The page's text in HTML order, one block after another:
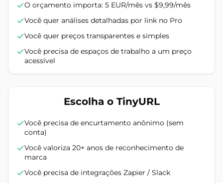
O orçamento importa: 5 EUR/mês vs $9,99/mês
Você quer análises detalhadas por link no Pro
Você quer preços transparentes e simples
Você precisa de espaços de trabalho a um preço
acessível
Escolha o TinyURL
Você precisa de encurtamento anônimo (sem
conta)
Você valoriza 20+ anos de reconhecimento de
marca
Você precisa de integrações Zapier / Slack